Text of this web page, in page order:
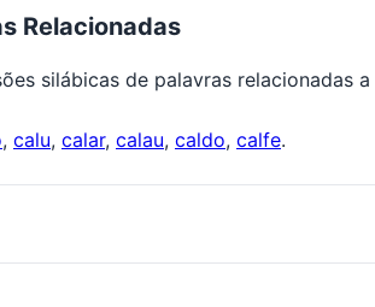
Relacionadas
silábicas de palavras relacionadas a
, calu, calar, calau, caldo, calfe.